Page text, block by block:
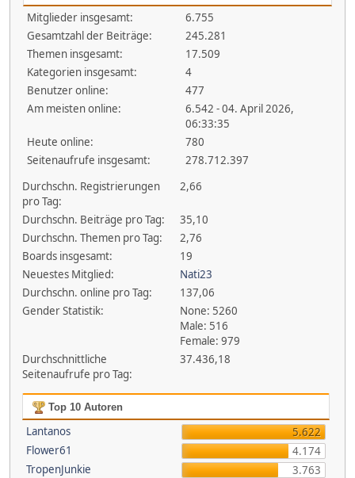
Mitglieder insgesamt:
6.755
Gesamtzahl der Beiträge:
245.281
Themen insgesamt:
17.509
Kategorien insgesamt:
4
Benutzer online:
477
Am meisten online:
6.542 - 04. April 2026,
06:33:35
Heute online:
780
Seitenaufrufe insgesamt:
278.712.397
Durchschn. Registrierungen
pro Tag:
2,66
Durchschn. Beiträge pro Tag:
35,10
Durchschn. Themen pro Tag:
2,76
Boards insgesamt:
19
Neuestes Mitglied:
Nati23
Durchschn. online pro Tag:
137,06
Gender Statistik:
None: 5260
Male: 516
Female: 979
Durchschnittliche
Seitenaufrufe pro Tag:
37.436,18
Top 10 Autoren
Lantanos
5.622
Flower61
4.174
TropenJunkie
3.763